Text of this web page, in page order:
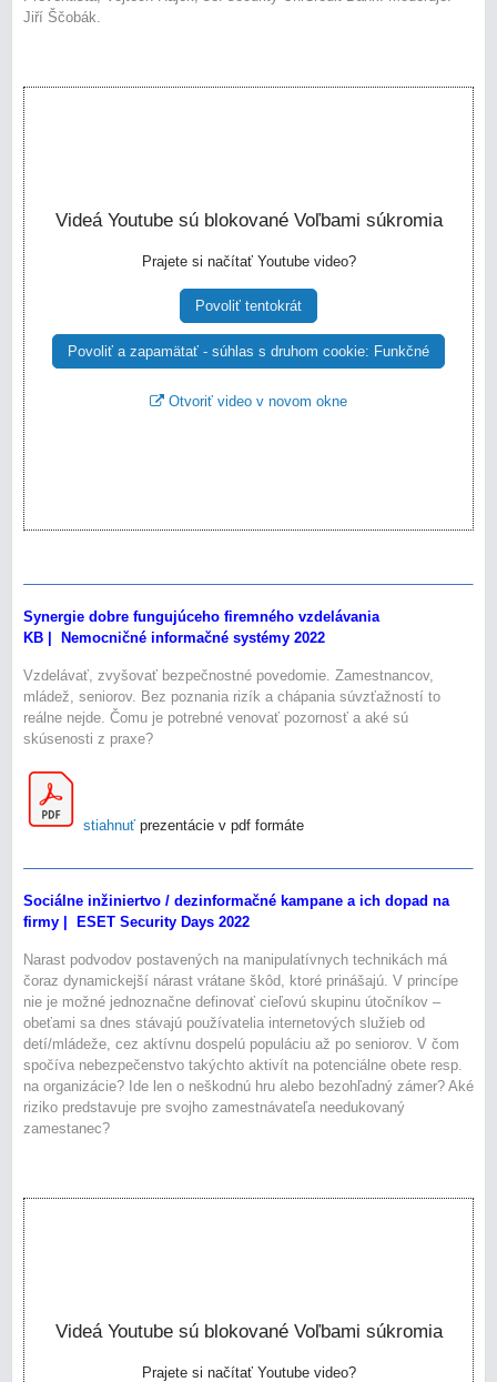
Jiří Ščobák.
Videá Youtube sú blokované Voľbami súkromia
Prajete si načítať Youtube video?
Povoliť tentokrát
Povoliť a zapamätať - súhlas s druhom cookie: Funkčné
Otvoriť video v novom okne
Synergie dobre fungujúceho firemného vzdelávania
KB | Nemocničné informačné systémy 2022
Vzdelávať, zvyšovať bezpečnostné povedomie. Zamestnancov,
mládež, seniorov. Bez poznania rizík a chápania súvzťažností to
reálne nejde. Čomu je potrebné venovať pozornosť a aké sú
skúsenosti z praxe?
stiahnuť prezentácie v pdf formáte
Sociálne inžiniertvo / dezinformačné kampane a ich dopad na
firmy | ESET Security Days 2022
Narast podvodov postavených na manipulatívnych technikách má
čoraz dynamickejší nárast vrátane škôd, ktoré prinášajú. V princípe
nie je možné jednoznačne definovať cieľovú skupinu útočníkov –
obeťami sa dnes stávajú používatelia internetových služieb od
detí/mládeže, cez aktívnu dospelú populáciu až po seniorov. V čom
spočíva nebezpečenstvo takýchto aktivít na potenciálne obete resp.
na organizácie? Ide len o neškodnú hru alebo bezohľadný zámer? Aké
riziko predstavuje pre svojho zamestnávateľa needukovaný
zamestanec?
Videá Youtube sú blokované Voľbami súkromia
Prajete si načítať Youtube video?